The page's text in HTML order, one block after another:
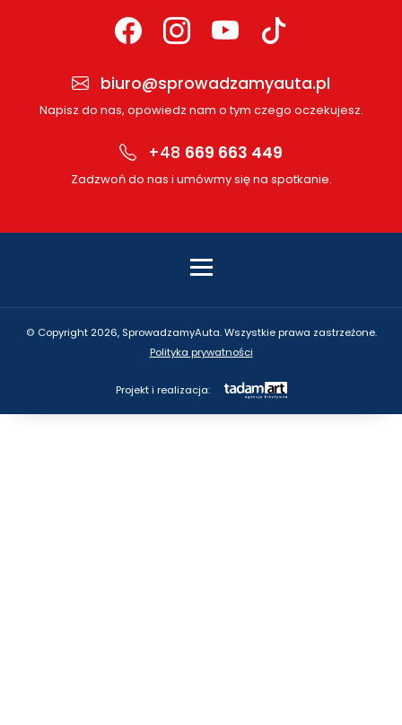
biuro@sprowadzamyauta.pl
Napisz do nas, opowiedz nam o tym czego oczekujesz.
+48 669 663 449
Zadzwoń do nas i umówmy się na spotkanie.
© Copyright 2026, SprowadzamyAuta. Wszystkie prawa zastrzeżone.
Polityka prywatności
Projekt i realizacja: